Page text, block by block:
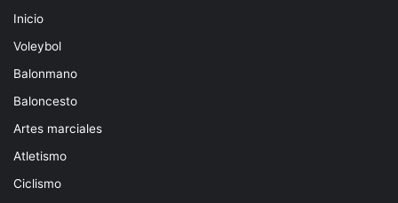
Inicio
Voleybol
Balonmano
Baloncesto
Artes marciales
Atletismo
Ciclismo